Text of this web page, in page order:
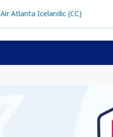
Air Atlanta Icelandic (CC)